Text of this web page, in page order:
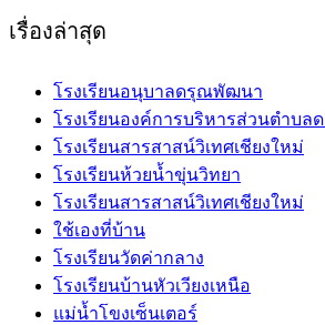
เรื่องล่าสุด
โรงเรียนอนุบาลดรุณพัฒนา
โรงเรียนองค์การบริหารส่วนตำบล
โรงเรียนสารสาสน์วิเทศเชียงใหม่
โรงเรียนห้วยน้ำขุ่นวิทยา
โรงเรียนสารสาสน์วิเทศเชียงใหม่
ใช้เองที่บ้าน
โรงเรียนวัดค่ากลาง
โรงเรียนบ้านหัวเวียงเหนือ
แม่น้ำโขงเซ็นเตอร์